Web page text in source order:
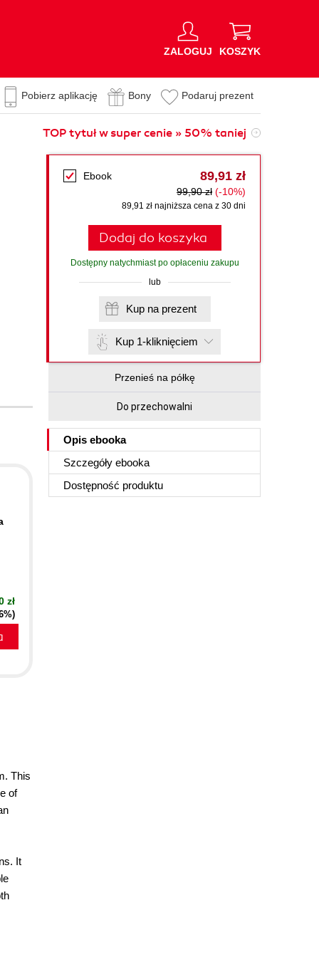
ZALOGUJ KOSZYK
Pobierz aplikację Bony Podaruj prezent
TOP tytuł w super cenie » 50% taniej
Ebook 89,91 zł
99,90 zł (-10%)
89,91 zł najniższa cena z 30 dni
Dodaj do koszyka
Dostępny natychmiast po opłaceniu zakupu
lub
Kup na prezent
Kup 1-kliknięciem
Przenieś na półkę
Do przechowalni
Opis ebooka
Szczegóły ebooka
Dostępność produktu
zł
This
of
It